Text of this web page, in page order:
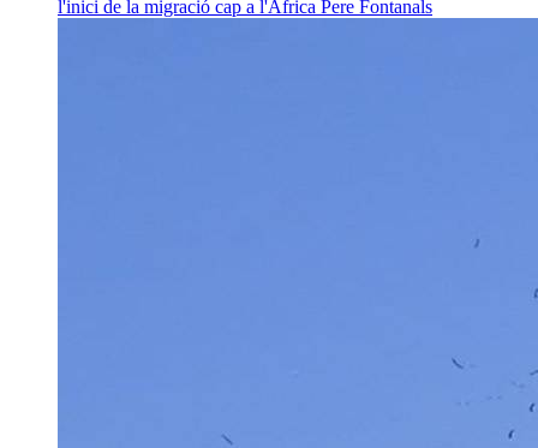
l'inici de la migració cap a l'Àfrica Pere Fontanals